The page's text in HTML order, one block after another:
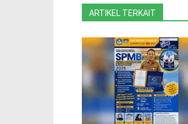
ARTIKEL TERKAIT